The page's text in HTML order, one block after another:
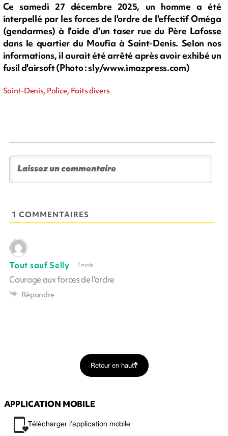
Ce samedi 27 décembre 2025, un homme a été
interpellé par les forces de l'ordre de l'effectif Oméga
(gendarmes) à l'aide d'un taser rue du Père Lafosse
dans le quartier du Moufia à Saint-Denis. Selon nos
informations, il aurait été arrêté après avoir exhibé un
fusil d'airsoft (Photo : sly/www.imazpress.com)
Saint-Denis, Police, Faits divers
1 COMMENTAIRES
Tout sauf Selly 7 mois
Courage aux forces de l'ordre
Répondre
Retour en haut
APPLICATION MOBILE
Télécharger l’application mobile